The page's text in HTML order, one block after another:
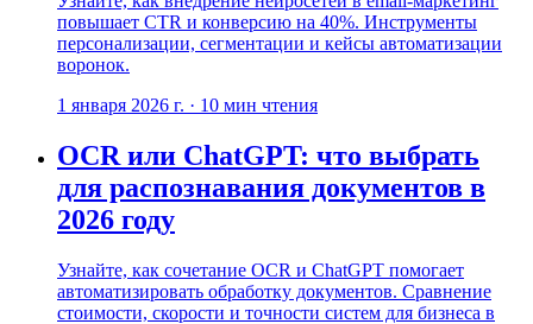
повышает CTR и конверсию на 40%. Инструменты
персонализации, сегментации и кейсы автоматизации
воронок.
1 января 2026 г. · 10 мин чтения
OCR или ChatGPT: что выбрать
для распознавания документов в
2026 году
Узнайте, как сочетание OCR и ChatGPT помогает
автоматизировать обработку документов. Сравнение
стоимости, скорости и точности систем для бизнеса в